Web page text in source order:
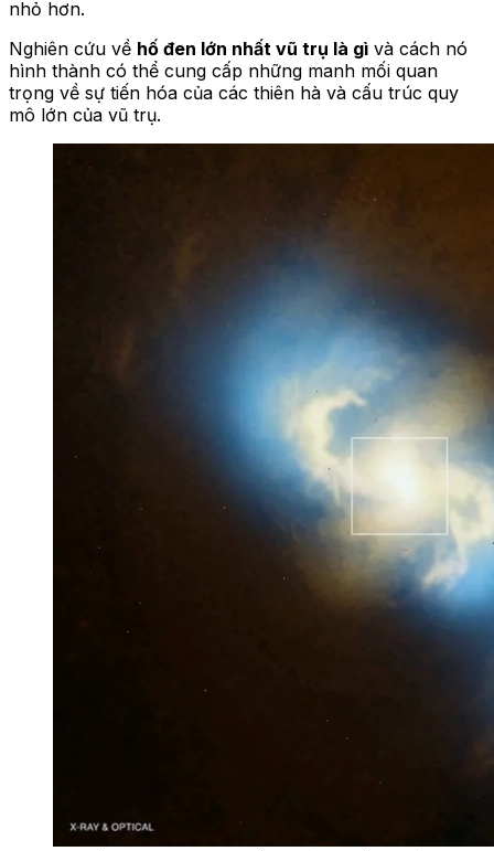
nhỏ hơn.
Nghiên cứu về hố đen lớn nhất vũ trụ là gì và cách nó
hình thành có thể cung cấp những manh mối quan
trọng về sự tiến hóa của các thiên hà và cấu trúc quy
mô lớn của vũ trụ.